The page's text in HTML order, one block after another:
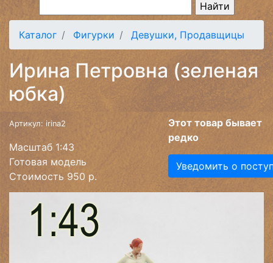
Каталог Фигурки Девушки, Продавщицы
Ирина Петровна (зеленая
юбка)
Артикул: irina2
Масштаб 1:43
Готовая модель
Стоимость 950 р.
Этот товар бывает
редко
Уведомить о